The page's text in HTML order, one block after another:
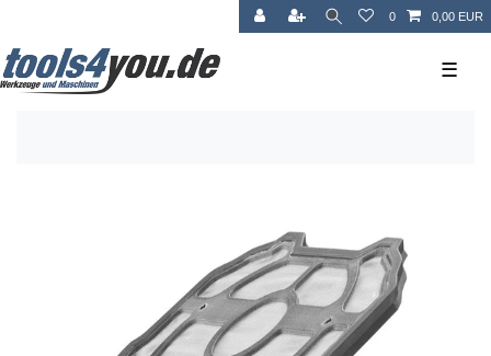
0 0,00 EUR
☰